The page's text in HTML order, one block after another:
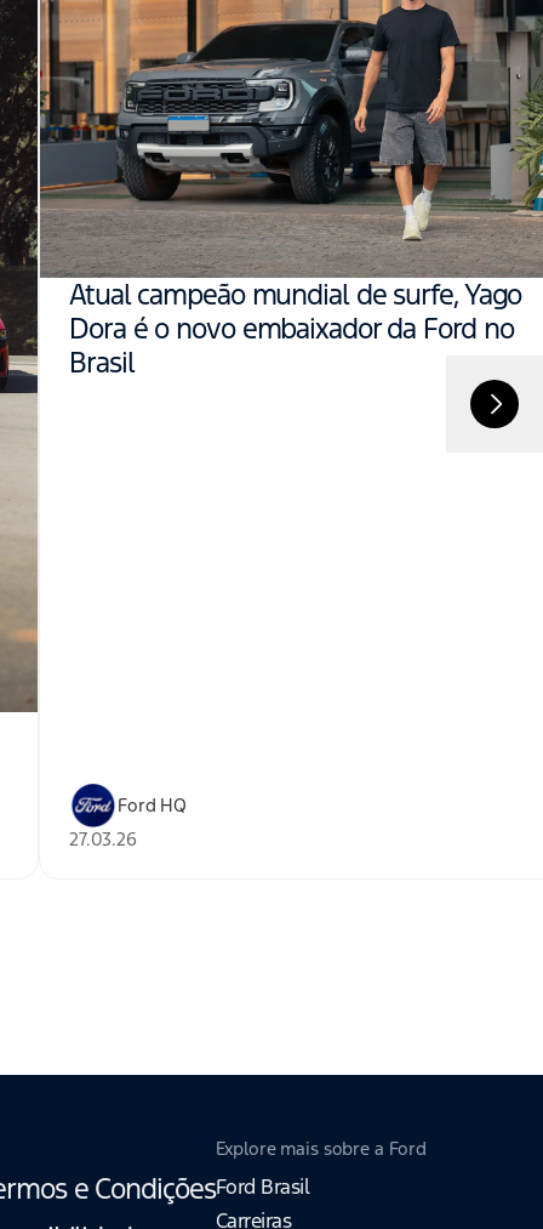
Atual campeão mundial de surfe, Yago
Dora é o novo embaixador da Ford no
Brasil
Ford HQ
27.03.26
e Condições
Explore mais sobre a Ford
Ford Brasil
Carreiras